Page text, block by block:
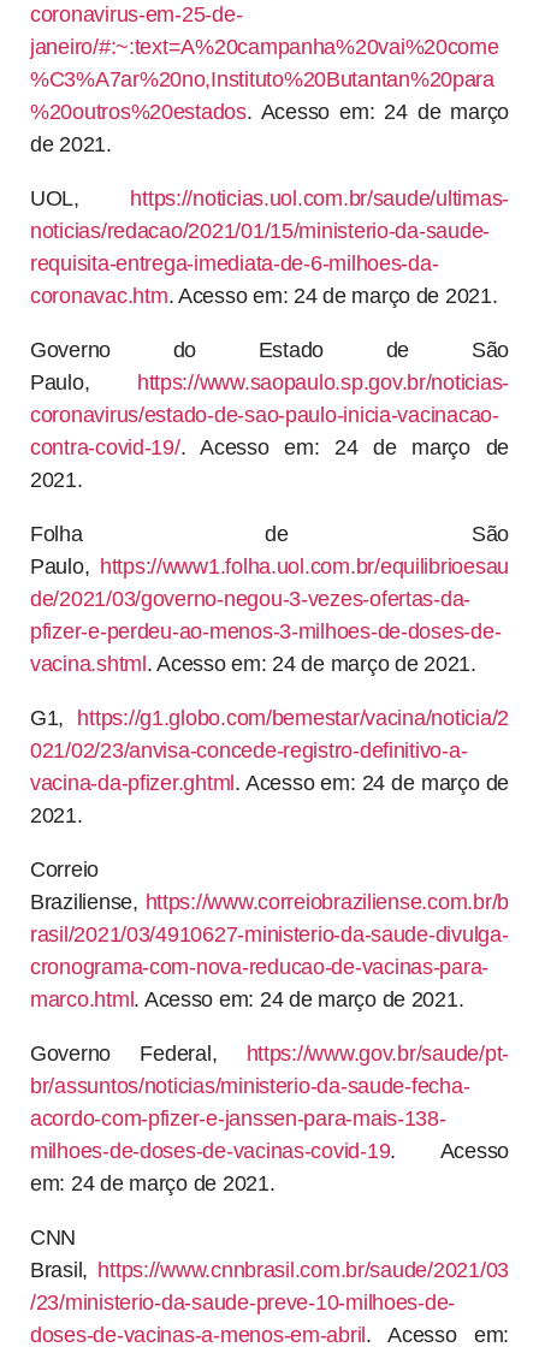
coronavirus-em-25-de-
janeiro/#:~:text=A%20campanha%20vai%20come
%C3%A7ar%20no,Instituto%20Butantan%20para
%20outros%20estados. Acesso em: 24 de março
de 2021.
UOL, https://noticias.uol.com.br/saude/ultimas-
noticias/redacao/2021/01/15/ministerio-da-saude-
requisita-entrega-imediata-de-6-milhoes-da-
coronavac.htm. Acesso em: 24 de março de 2021.
Governo do Estado de São
Paulo, https://www.saopaulo.sp.gov.br/noticias-
coronavirus/estado-de-sao-paulo-inicia-vacinacao-
contra-covid-19/. Acesso em: 24 de março de
2021.
Folha de São
Paulo, https://www1.folha.uol.com.br/equilibrioesau
de/2021/03/governo-negou-3-vezes-ofertas-da-
pfizer-e-perdeu-ao-menos-3-milhoes-de-doses-de-
vacina.shtml. Acesso em: 24 de março de 2021.
G1, https://g1.globo.com/bemestar/vacina/noticia/2
021/02/23/anvisa-concede-registro-definitivo-a-
vacina-da-pfizer.ghtml. Acesso em: 24 de março de
2021.
Correio
Braziliense, https://www.correiobraziliense.com.br/b
rasil/2021/03/4910627-ministerio-da-saude-divulga-
cronograma-com-nova-reducao-de-vacinas-para-
marco.html. Acesso em: 24 de março de 2021.
Governo Federal, https://www.gov.br/saude/pt-
br/assuntos/noticias/ministerio-da-saude-fecha-
acordo-com-pfizer-e-janssen-para-mais-138-
milhoes-de-doses-de-vacinas-covid-19. Acesso
em: 24 de março de 2021.
CNN
Brasil, https://www.cnnbrasil.com.br/saude/2021/03
/23/ministerio-da-saude-preve-10-milhoes-de-
doses-de-vacinas-a-menos-em-abril. Acesso em: